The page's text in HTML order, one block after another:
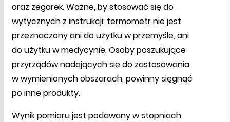
oraz zegarek. Ważne, by stosować się do
wytycznych z instrukcji: termometr nie jest
przeznaczony ani do użytku w przemyśle, ani
do użytku w medycynie. Osoby poszukujące
przyrządów nadających się do zastosowania
w wymienionych obszarach, powinny sięgnąć
po inne produkty.
Wynik pomiaru jest podawany w stopniach